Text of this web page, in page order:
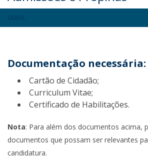
Documentação necessária:
Cartão de Cidadão;
Curriculum Vitae;
Certificado de Habilitações.
Nota: Para além dos documentos acima,
documentos que possam ser relevantes
candidatura.